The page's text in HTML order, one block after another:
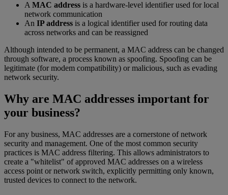
A MAC address is a hardware-level identifier used for local
network communication
An IP address is a logical identifier used for routing data
across networks and can be reassigned
Although intended to be permanent, a MAC address can be changed
through software, a process known as spoofing. Spoofing can be
legitimate (for modem compatibility) or malicious, such as evading
network security.
Why are MAC addresses important for
your business?
For any business, MAC addresses are a cornerstone of network
security and management. One of the most common security
practices is MAC address filtering. This allows administrators to
create a "whitelist" of approved MAC addresses on a wireless
access point or network switch, explicitly permitting only known,
trusted devices to connect to the network.